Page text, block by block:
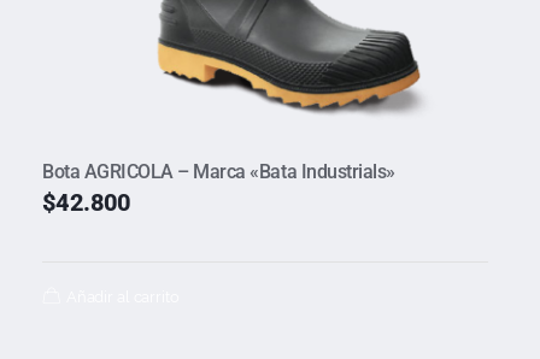
Bota AGRICOLA – Marca «Bata Industrials»
$42.800